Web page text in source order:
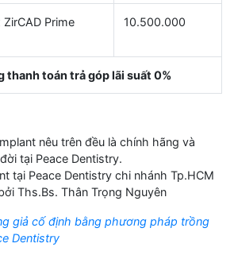
ZirCAD Prime
10.500.000
thanh toán trả góp lãi suất 0%
nêu trên đều là chính hãng và
tại Peace Dentistry.
tại Peace Dentistry chi nhánh Tp.HCM
Ths.Bs. Thân Trọng Nguyên
giả cố định bằng phương pháp trồng
Dentistry